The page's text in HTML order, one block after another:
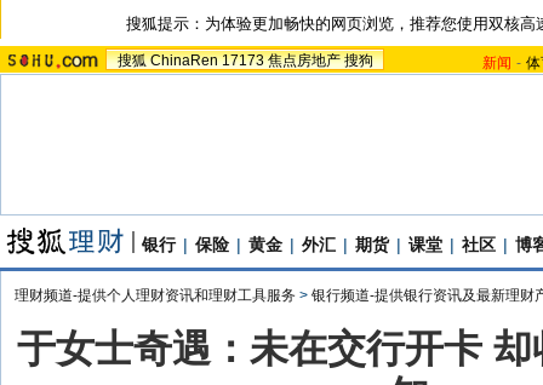
搜狐提示：为体验更加畅快的网页浏览，推荐您使用双核高
搜狐 ChinaRen 17173 焦点房地产 搜狗 新闻 -
银行 | 保险 | 黄金 | 外汇 | 期货 | 课堂 | 社区 | 博
理财频道-提供个人理财资讯和理财工具服务 > 银行频道-提供银行资讯及最新理财
于女士奇遇：未在交行开卡